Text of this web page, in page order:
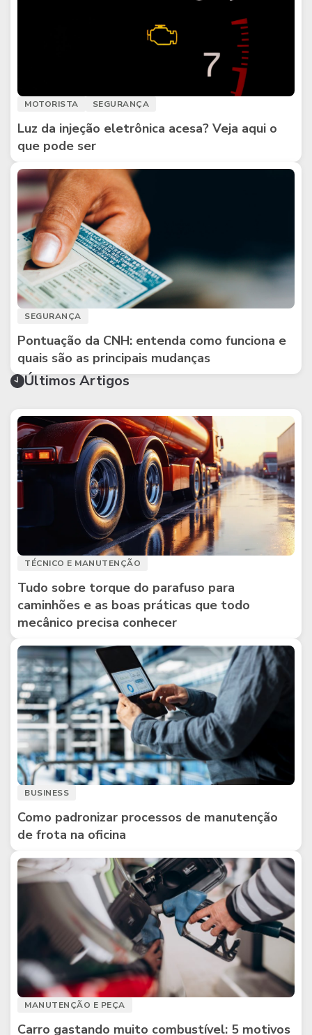
MOTORISTA SEGURANÇA
Luz da injeção eletrônica acesa? Veja aqui o
que pode ser
SEGURANÇA
Pontuação da CNH: entenda como funciona e
quais são as principais mudanças
Últimos Artigos
TÉCNICO E MANUTENÇÃO
Tudo sobre torque do parafuso para
caminhões e as boas práticas que todo
mecânico precisa conhecer
BUSINESS
Como padronizar processos de manutenção
de frota na oficina
MANUTENÇÃO E PEÇA
Carro gastando muito combustível: 5 motivos